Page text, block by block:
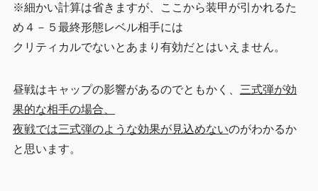
※細かい計算は省きますが、ここから装甲が引かれるた
め４－５最終形態レベル相手には
クリティカルでないとあまり有効だとはいえません。
昼戦はキャップの影響があるのでともかく、 三式弾が効
果的な相手の場合、
夜戦では三式弾のような効果が見込めないのがわかるか
と思います。